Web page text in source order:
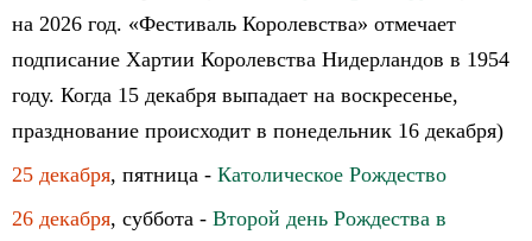
на 2026 год. «Фестиваль Королевства» отмечает
подписание Хартии Королевства Нидерландов в 1954
году. Когда 15 декабря выпадает на воскресенье,
празднование происходит в понедельник 16 декабря)
25 декабря, пятница - Католическое Рождество
26 декабря, суббота - Второй день Рождества в